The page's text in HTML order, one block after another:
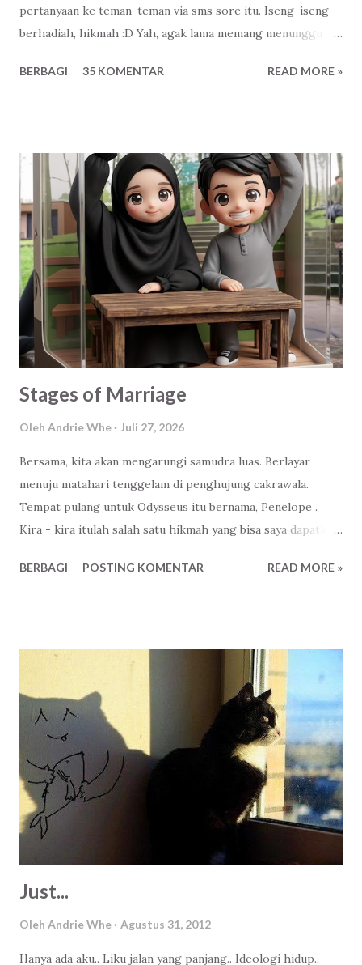
pertanyaan ke teman-teman via sms sore itu. Iseng-iseng
berhadiah, hikmah :D Yah, agak lama memang menunggu
mungkin teman-teman saya mulai berpikir apa yang paling
yaa :v Anonymous I : Kebahagiaan Anonymous II : Dimana
aku bisa menemukan cinta sejati dari wanita yang sholeha
yang bisa selalu mengingatkan kalo aku salah/khilaf. Yang
bisa membimbing aku menjadi suami yang sholeh untuk
keluargaku. Anonymous III : Ketenangan hati Anonymous IV
: Rizki dari Yang Maha Kuasa Jawaban yang beragam bukan?
Jawaban-jawaban itu menurut analisis saya sebagai pakar
bla-bla-bla :D . Datang dari latar belakang, situasi dan
kondisi teman-tema...
BERBAGI 35 KOMENTAR READ MORE »
Stages of Marriage
Oleh Andrie Whe Juli 27, 2026
Bersama, kita akan mengarungi samudra luas. Berlayar
menuju matahari tenggelam di penghujung cakrawala.
Tempat pulang untuk Odysseus itu bernama, Penelope .
Kira - kira itulah salah satu hikmah yang bisa saya dapatkan
lebih tiga jam. Untungnya, tanpa direncanakan dan sudah
seperti Penelope. Semingguan ini saya diingatkan lagi
tentang makna pernikahan, apa itu ikatan. Baik dari internal
maupun eksternal. Ada yang baru saja ditinggal meninggal.
Ada yang baru memulai perjalanan. Ada yang sedang lucu-
lucunya merawat anak titipan Tuhan. Ada yang berpisah
karena ternyata berbeda tujuan. Ada juga yang baru memulai
dari awal setelah berpisah, lalu bersama dengan jiwa yang
baru dikenal. Ada juga yang masih dalam tahap penantian.
BERBAGI POSTING KOMENTAR READ MORE »
Just...
Oleh Andrie Whe Agustus 31, 2012
Hanya ada aku.. Liku jalan yang panjang.. Ideologi hidup..